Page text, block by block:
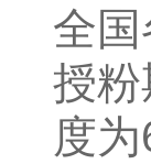
全
授
度